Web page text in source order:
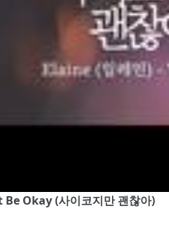
Okay (사이코지만 괜찮아)